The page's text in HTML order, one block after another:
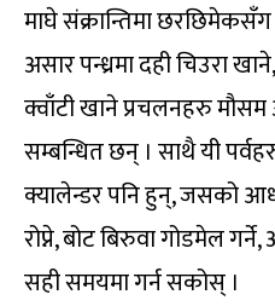
माघे संक्रान्तिमा
असार पन्ध्रमा दही चिउरा
क्वाँटी खाने प्रचलनहरु
सम्बन्धित छन् । साथै यी
क्यालेन्डर पनि हुन्, जसको
रोप्ने, बोट बिरुवा गोडमेल
सही समयमा गर्न सकोस् ।